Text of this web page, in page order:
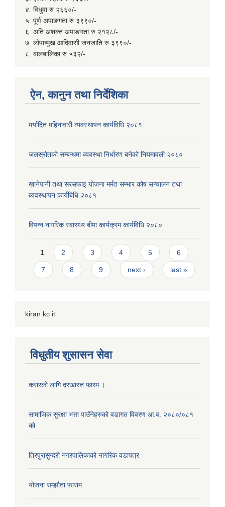
४. विधुवा रु २६६०/-
५. पूर्ण अपाङगता रु ३९९०/-
६. अति अशक्त अपाङगता रु २१२८/-
७. लोपान्मुख आदिवासी जनजाति रु ३९९०/-
८. बालबालिका रु ५३२/-
ऐन, कानुन तथा निर्देशिका
मर्यादित महिनावारी व्यवस्थापन कार्यविधि २०८१
जलस्रोतको सम्बन्धमा व्यवस्था निर्धारण बनेको नियमावली २०८०
खानेपानी तथा सरसफाइ योजना मर्मत सम्भार कोष सन्चालन तथा
ब्यवस्थापन कार्यबिधि २०८१
विपन्न नागरिक स्वास्थ्य बीमा कार्यक्रम कार्यविधि २०८०
Pages
1 2 3 4 5 6
7 8 9 next › last »
kiran kc it
विधुतीय शुसासन सेवा
करारको लागि दरखास्त फारम ।
सामाजिक सुरक्षा भत्ता पाउँनेहरुको वडागत विवरण आ.व. २०८०/०८१
को
त्रिपुरासुन्दरी नगरपालिकाको नागरिक वडापत्र
याेजना सम्झौता फाराम